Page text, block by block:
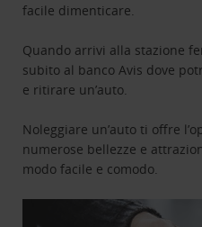
facile dimenticare.
Quando arrivi alla stazione
subito al banco Avis dove
e ritirare un’auto.
Noleggiare un’auto ti offre
numerose bellezze e
modo facile e comodo.